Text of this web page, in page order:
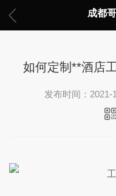
成都
如何定制**酒店
发布时间：2021-